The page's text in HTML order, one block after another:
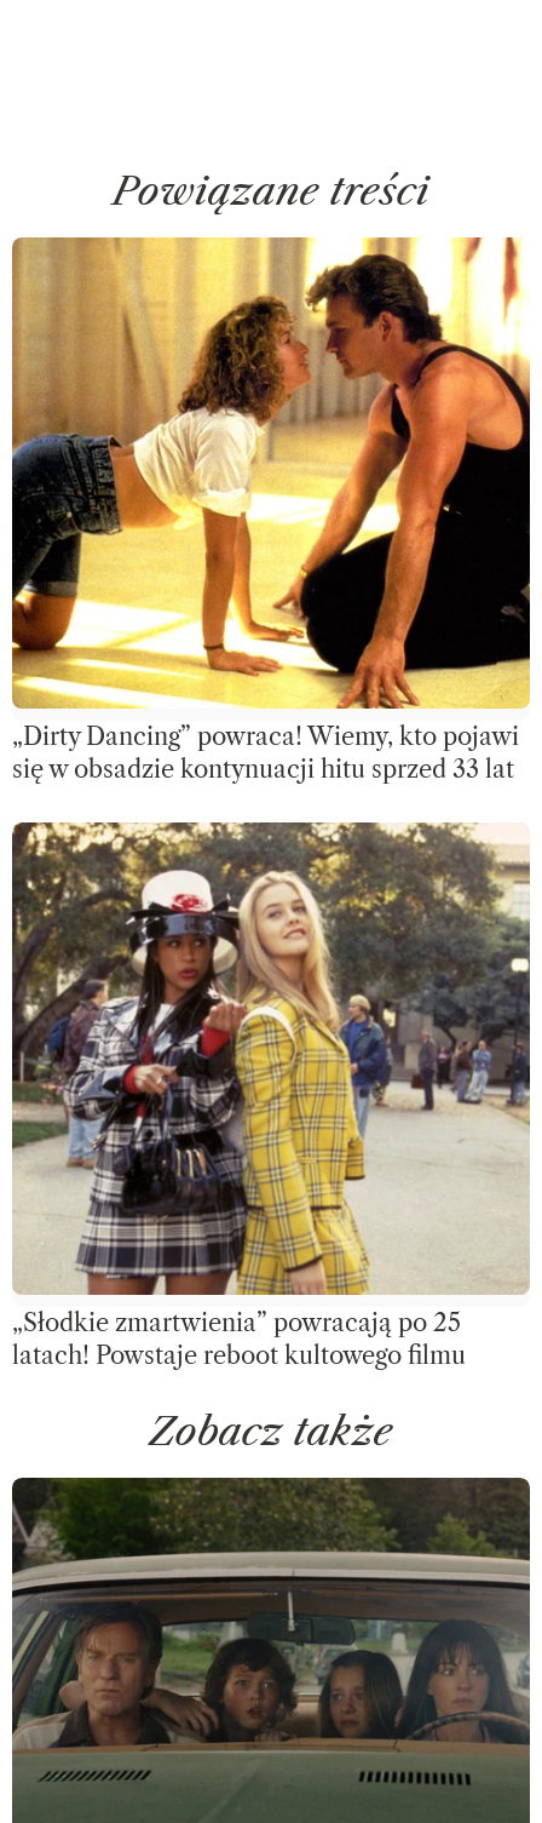
Powiązane treści
„Dirty Dancing” powraca! Wiemy, kto pojawi
się w obsadzie kontynuacji hitu sprzed 33 lat
„Słodkie zmartwienia” powracają po 25
latach! Powstaje reboot kultowego filmu
Zobacz także